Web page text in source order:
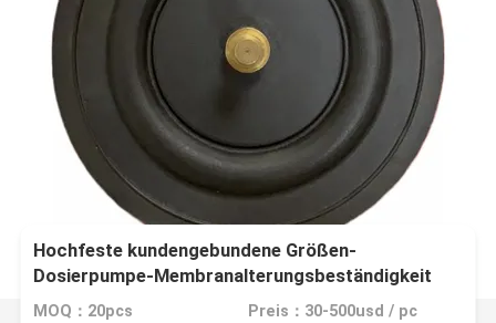
Hochfeste kundengebundene Größen-
Dosierpumpe-Membranalterungsbeständigkeit
MOQ：20pcs Preis：30-500usd / pc